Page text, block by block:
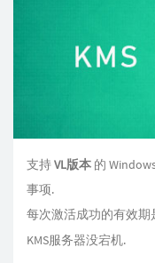
支持VL版本 的
事项.
每次激活成功的有效期
KMS服务器没宕机.